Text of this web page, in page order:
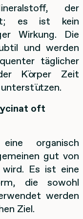
der
es ist kein
Wirkung. Die
und werden
täglicher
Körper Zeit
oft
organisch
gut von
Es ist eine
die sowohl
werden
Ziel.